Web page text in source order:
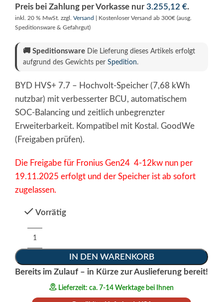
Preis bei Zahlung per Vorkasse nur3.255,12 €.
inkl. 20 % MwSt. zzgl. Versand
| Kostenloser Versand ab 300€ (ausg.
Speditionsware & Gefahrgut)
🚚 Speditionsware Die Lieferung dieses Artikels erfolgt
aufgrund des Gewichts per Spedition.
BYD HVS+ 7.7 – Hochvolt-Speicher (7,68 kWh
nutzbar) mit verbesserter BCU, automatischem
SOC-Balancing und zeitlich unbegrenzter
Erweiterbarkeit. Kompatibel mit Kostal. GoodWe
(Freigaben prüfen).
Die Freigabe für Fronius Gen24 4-12kw nun per
19.11.2025 erfolgt und der Speicher ist ab sofort
zugelassen.
Vorrätig
IN DEN WARENKORB
Bereits im Zulauf – in Kürze zur Auslieferung bereit!
Alternative:
Lieferzeit: ca. 7-14 Werktage bei Ihnen